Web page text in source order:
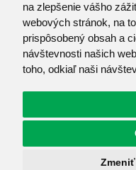
na zlepšenie vášho
webových stránok, na
prispôsobený obsah a
návštevnosti našich
toho, odkiaľ naši
Pozvánka do infocentra
Zoznam použitých skratiek
Mapa stránok
RSS
Centrum predvolieb